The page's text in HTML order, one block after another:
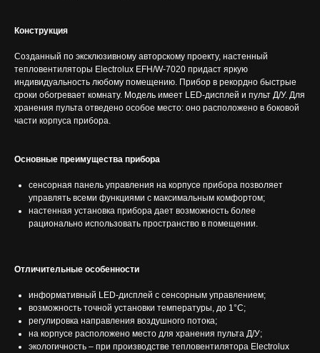
Конструкция
Созданный по эксклюзивному авторскому проекту, настенный
тепловентиляторы Electrolux EFH/W-7020 придаст яркую
индивидуальность любому помещению. Прибор в рекордно быстрые
сроки обогревает комнату. Модель имеет LED-дисплей и пульт Д/У. Для
хранения пульта отведено особое место: оно расположено в боковой
части корпуса прибора.
Основные преимущества прибора
сенсорная панель управления на корпусе прибора позволяет
управлять всеми функциями с максимальным комфортом;
настенная установка прибора дает возможность более
рационально использовать пространство в помещении.
Отличительные особенности
информативный LED-дисплей с сенсорным управлением;
возможность точной установки температуры, до 1°С;
регулировка направления воздушного потока;
на корпусе расположено место для хранения пульта Д/У;
экологичность – при производстве тепловентилятора Electrolux